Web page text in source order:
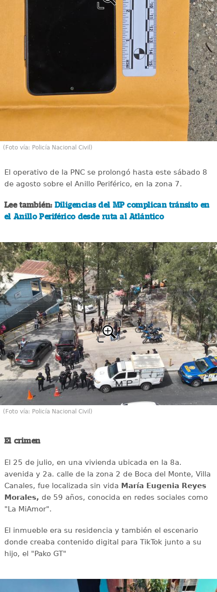
(Foto vía: Policía Nacional Civil)
El operativo de la PNC se prolongó hasta este sábado 8
de agosto sobre el Anillo Periférico, en la zona 7.
Lee también:Diligencias del MP complican tránsito en
el Anillo Periférico desde ruta al Atlántico
(Foto vía: Policía Nacional Civil)
El crimen
El 25 de julio, en una vivienda ubicada en la 8a.
avenida y 2a. calle de la zona 2 de Boca del Monte, Villa
Canales, fue localizada sin vida María Eugenia Reyes
Morales, de 59 años, conocida en redes sociales como
"La MiAmor".
El inmueble era su residencia y también el escenario
donde creaba contenido digital para TikTok junto a su
hijo, el "Pako GT"